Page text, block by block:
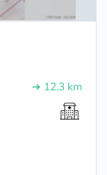
➔ 12.3 km